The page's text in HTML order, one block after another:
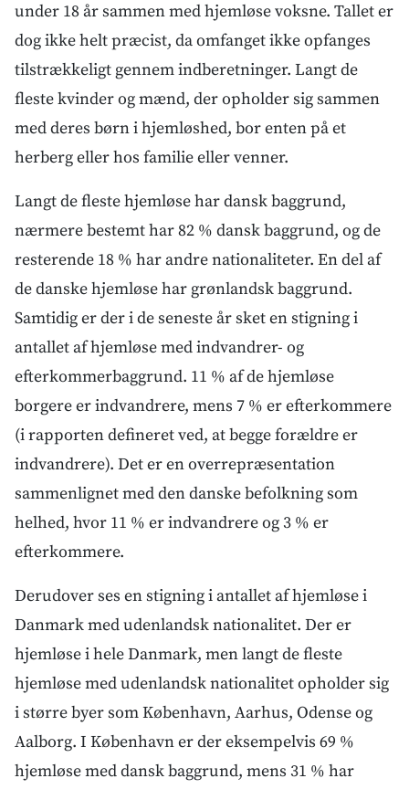
under 18 år sammen med hjemløse voksne. Tallet er
dog ikke helt præcist, da omfanget ikke opfanges
tilstrækkeligt gennem indberetninger. Langt de
fleste kvinder og mænd, der opholder sig sammen
med deres børn i hjemløshed, bor enten på et
herberg eller hos familie eller venner.
Langt de fleste hjemløse har dansk baggrund,
nærmere bestemt har 82 % dansk baggrund, og de
resterende 18 % har andre nationaliteter. En del af
de danske hjemløse har grønlandsk baggrund.
Samtidig er der i de seneste år sket en stigning i
antallet af hjemløse med indvandrer- og
efterkommerbaggrund. 11 % af de hjemløse
borgere er indvandrere, mens 7 % er efterkommere
(i rapporten defineret ved, at begge forældre er
indvandrere). Det er en overrepræsentation
sammenlignet med den danske befolkning som
helhed, hvor 11 % er indvandrere og 3 % er
efterkommere.
Derudover ses en stigning i antallet af hjemløse i
Danmark med udenlandsk nationalitet. Der er
hjemløse i hele Danmark, men langt de fleste
hjemløse med udenlandsk nationalitet opholder sig
i større byer som København, Aarhus, Odense og
Aalborg. I København er der eksempelvis 69 %
hjemløse med dansk baggrund, mens 31 % har